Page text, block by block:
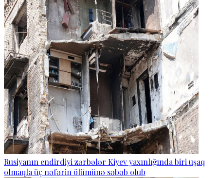
Rusiyanın endirdiyi zərbələr Kiyev yaxınlığında biri uşaq
olmaqla üç nəfərin ölümünə səbəb olub